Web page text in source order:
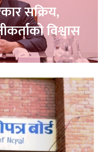
सक्रिय,
विश्वास